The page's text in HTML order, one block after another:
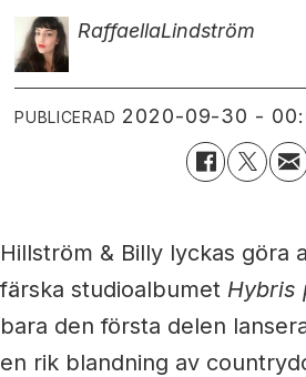
RaffaellaLindström
PUBLICERAD 2020-09-30 -
Hillström & Billy lyckas göra
färska studioalbumet Hybris
bara den första delen
en rik blandning av